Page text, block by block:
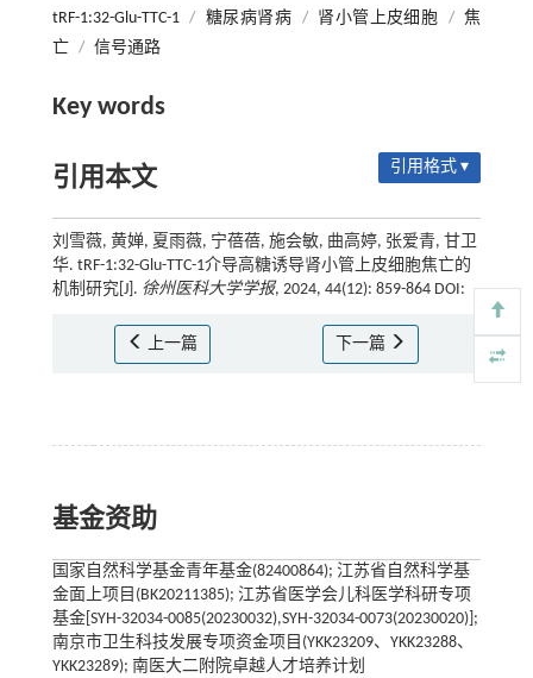
tRF-1:32-Glu-TTC-1 / 糖尿病肾病 / 肾小管上皮细胞 / 焦
亡 / 信号通路
Key words
引用本文 引用格式 ▾
刘雪薇, 黄婵, 夏雨薇, 宁蓓蓓, 施会敏, 曲高婷, 张爱青, 甘卫
华. tRF-1:32-Glu-TTC-1介导高糖诱导肾小管上皮细胞焦亡的
机制研究[J]. 徐州医科大学学报, 2024, 44(12): 859-864 DOI:
上一篇 下一篇
基金资助
国家自然科学基金青年基金(82400864); 江苏省自然科学基
金面上项目(BK20211385); 江苏省医学会儿科医学科研专项
基金[SYH-32034-0085(20230032),SYH-32034-0073(20230020)];
南京市卫生科技发展专项资金项目(YKK23209、YKK23288、
YKK23289); 南医大二附院卓越人才培养计划